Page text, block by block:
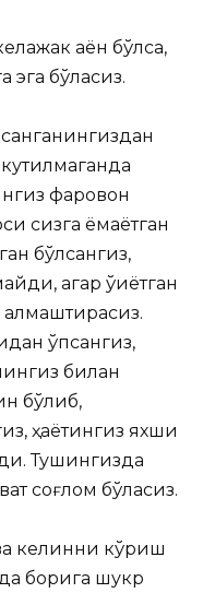
аён бўлса,
эга бўласиз.
кутилмаганда
фаровон
сизга ёқмаётган
бўлсангиз,
агар ўқиётган
алмаштирасиз.
ўпсангиз,
билан
бўлиб,
ҳаётингиз яхши
Тушингизда
соғлом бўласиз.
келинни кўриш
борига шукр